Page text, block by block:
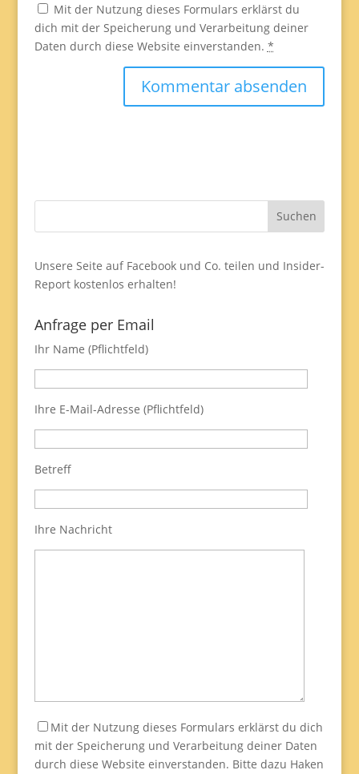
Mit der Nutzung dieses Formulars erklärst du
dich mit der Speicherung und Verarbeitung deiner
Daten durch diese Website einverstanden. *
Unsere Seite auf Facebook und Co. teilen und Insider-
Reportkostenlos erhalten!
Anfrage per Email
Ihr Name (Pflichtfeld)
Ihre E-Mail-Adresse (Pflichtfeld)
Betreff
Ihre Nachricht
Mit der Nutzung dieses Formulars erklärst du dich
mit der Speicherung und Verarbeitung deiner Daten
durch diese Website einverstanden. Bitte dazu Haken